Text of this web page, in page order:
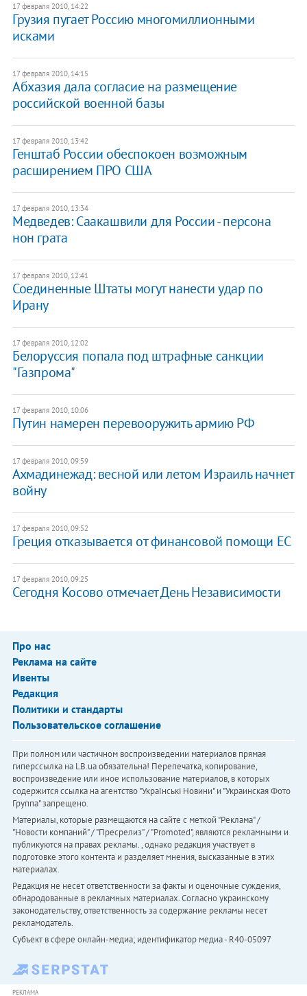
17 февраля 2010, 14:22
Грузия пугает Россию многомиллионными
исками
17 февраля 2010, 14:15
Абхазия дала согласие на размещение
российской военной базы
17 февраля 2010, 13:42
Генштаб России обеспокоен возможным
расширением ПРО США
17 февраля 2010, 13:34
Медведев: Саакашвили для России - персона
нон грата
17 февраля 2010, 12:41
Соединенные Штаты могут нанести удар по
Ирану
17 февраля 2010, 12:02
Белоруссия попала под штрафные санкции
"Газпрома"
17 февраля 2010, 10:06
Путин намерен перевооружить армию РФ
17 февраля 2010, 09:59
Ахмадинежад: весной или летом Израиль начнет
войну
17 февраля 2010, 09:52
Греция отказывается от финансовой помощи ЕС
17 февраля 2010, 09:25
Сегодня Косово отмечает День Независимости
Про нас
Реклама на сайте
Ивенты
Редакция
Политики и стандарты
Пользовательское соглашение
При полном или частичном воспроизведении материалов прямая
гиперссылка на LB.ua обязательна! Перепечатка, копирование,
воспроизведение или иное использование материалов, в которых
содержится ссылка на агентство "Українськi Новини" и "Украинская Фото
Группа" запрещено.
Материалы, которые размещаются на сайте с меткой "Реклама" /
"Новости компаний" / "Пресрелиз" / "Promoted", являются рекламными и
публикуются на правах рекламы. , однако редакция участвует в
подготовке этого контента и разделяет мнения, высказанные в этих
материалах.
Редакция не несет ответственности за факты и оценочные суждения,
обнародованные в рекламных материалах. Согласно украинскому
законодательству, ответственность за содержание рекламы несет
рекламодатель.
Субъект в сфере онлайн-медиа; идентификатор медиа - R40-05097
РЕКЛАМА